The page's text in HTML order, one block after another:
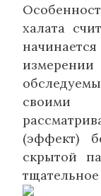
халата
своими
(эффект)
скрытой